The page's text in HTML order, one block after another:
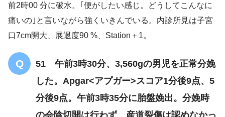
前2時00 分に破水。｢便がしたい感じ。どうしてこんなに
痛いの｣と言いながら強くいきんでいる。内診所見は子宮
口7cm開大、展退度90 %、Station＋1。
51 午前3時30分、3,560gの男児を正常分娩
した。Apgar<アプガー>スコア1分後9点、5
分後9点。午前3時35分に胎盤娩出。分娩時
の会陰切開は行わず、産道裂傷は認めなかっ